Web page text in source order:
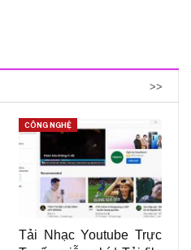
>>
CÔNG NGHỆ
Tải Nhạc Youtube Trực